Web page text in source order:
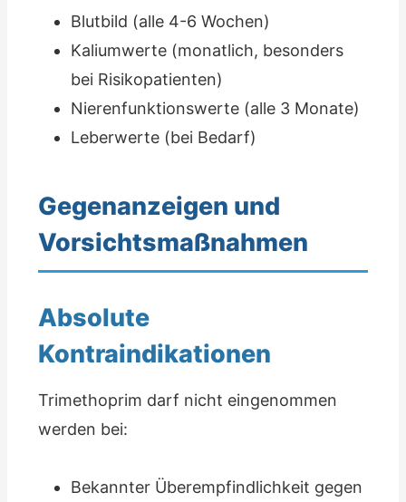
Blutbild (alle 4-6 Wochen)
Kaliumwerte (monatlich, besonders
bei Risikopatienten)
Nierenfunktionswerte (alle 3 Monate)
Leberwerte (bei Bedarf)
Gegenanzeigen und
Vorsichtsmaßnahmen
Absolute
Kontraindikationen
Trimethoprim darf nicht eingenommen
werden bei:
Bekannter Überempfindlichkeit gegen